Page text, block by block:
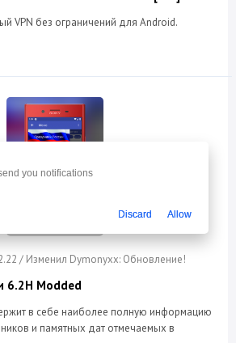
VPN без ограничений для Android.
/ Изменил Dymonyxx: Обновление!
6.2H Modded
в себе наиболее полную информацию
и памятных дат отмечаемых в
you notifications
Discard Allow